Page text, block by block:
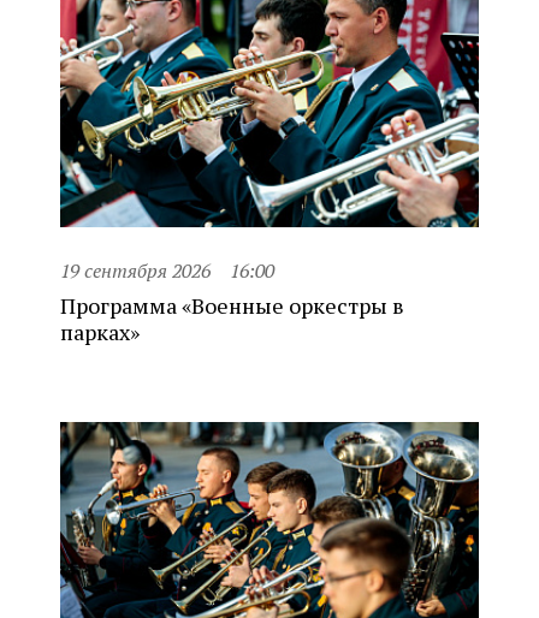
19 сентября 2026 16:00
Программа «Военные оркестры в
парках»